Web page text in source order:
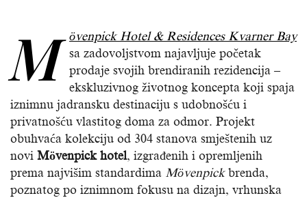
M övenpick Hotel & Residences Kvarner Bay
sa zadovoljstvom najavljuje početak
prodaje svojih brendiranih rezidencija –
ekskluzivnog životnog koncepta koji spaja
iznimnu jadransku destinaciju s udobnošću i
privatnošću vlastitog doma za odmor. Projekt
obuhvaća kolekciju od 304 stanova smještenih uz
novi Mövenpick hotel, izgrađenih i opremljenih
prema najvišim standardima Mövenpickbrenda,
poznatog po iznimnom fokusu na dizajn, vrhunska